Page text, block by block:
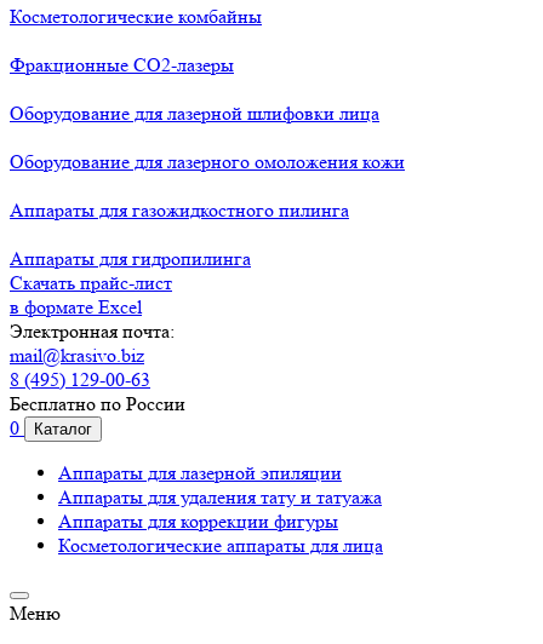
Косметологические комбайны
Фракционные СО2-лазеры
Оборудование для лазерной шлифовки лица
Оборудование для лазерного омоложения кожи
Аппараты для газожидкостного пилинга
Аппараты для гидропилинга
Скачать прайс-лист
в формате Excel
Электронная почта:
mail@krasivo.biz
8 (495) 129-00-63
Бесплатно по России
0
Каталог
Аппараты для лазерной эпиляции
Аппараты для удаления тату и татуажа
Аппараты для коррекции фигуры
Косметологические аппараты для лица
Меню